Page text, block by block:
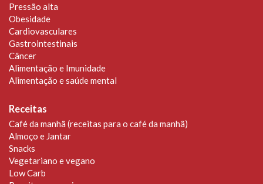
Pressão alta
Obesidade
Cardiovasculares
Gastrointestinais
Câncer
Alimentação e Imunidade
Alimentação e saúde mental
Receitas
Café da manhã (receitas para o café da manhã)
Almoço e Jantar
Snacks
Vegetariano e vegano
Low Carb